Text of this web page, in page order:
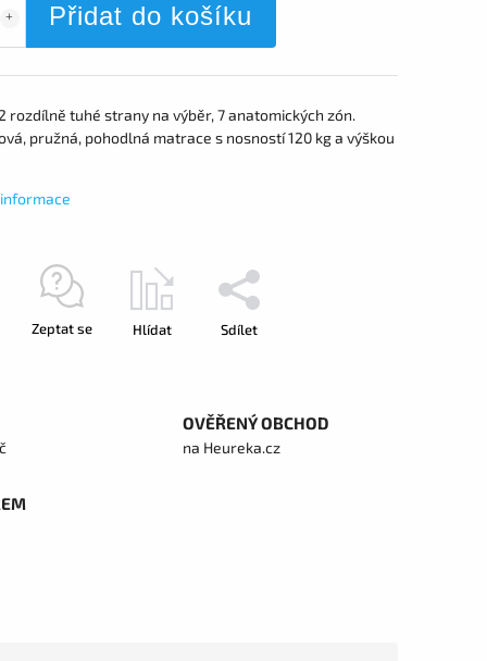
Přidat do košíku
rozdílně tuhé strany na výběr, 7 anatomických zón.
pružná, pohodlná matrace s nosností 120 kg a výškou
Zeptat se Hlídat Sdílet
OVĚŘENÝ OBCHOD
na Heureka.cz